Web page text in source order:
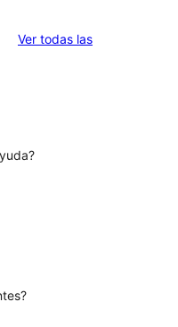
Ver todas lasvaloraciones